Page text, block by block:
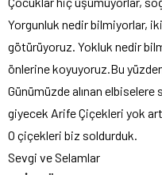
Yorgunluk nedir bilmiyorlar,
götürüyoruz. Yokluk nedir
önlerine koyuyoruz.Bu
Günümüzde alınan elbiselere
giyecek Arife Çiçekleri yok
O çiçekleri biz soldurduk.
Sevgi ve Selamlar